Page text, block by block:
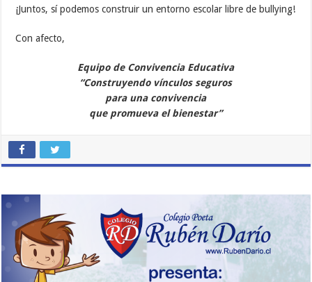
¡Juntos, sí podemos construir un entorno escolar libre de bullying!
Con afecto,
Equipo de Convivencia Educativa
“Construyendo vínculos seguros
para una convivencia
que promueva el bienestar”